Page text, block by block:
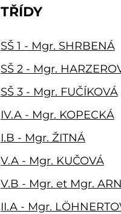
TŘÍDY
SŠ 1 - Mgr. SHRBENÁ
SŠ 2 - Mgr.
SŠ 3 - Mgr. FUČÍKOVÁ
IV.A - Mgr. KOPECKÁ
I.B - Mgr. ŽITNÁ
V.A - Mgr. KUČOVÁ
V.B - Mgr. et Mgr.
II.A - Mgr.